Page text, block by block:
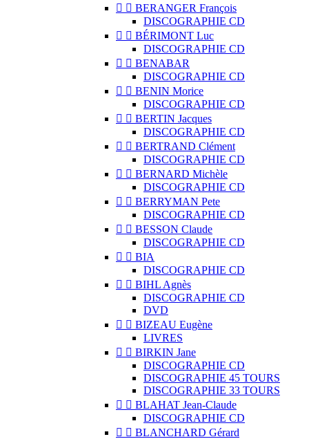
  BERANGER François
DISCOGRAPHIE CD
  BÉRIMONT Luc
DISCOGRAPHIE CD
  BENABAR
DISCOGRAPHIE CD
  BENIN Morice
DISCOGRAPHIE CD
  BERTIN Jacques
DISCOGRAPHIE CD
  BERTRAND Clément
DISCOGRAPHIE CD
  BERNARD Michèle
DISCOGRAPHIE CD
  BERRYMAN Pete
DISCOGRAPHIE CD
  BESSON Claude
DISCOGRAPHIE CD
  BIA
DISCOGRAPHIE CD
  BIHL Agnès
DISCOGRAPHIE CD
DVD
  BIZEAU Eugène
LIVRES
  BIRKIN Jane
DISCOGRAPHIE CD
DISCOGRAPHIE 45 TOURS
DISCOGRAPHIE 33 TOURS
  BLAHAT Jean-Claude
DISCOGRAPHIE CD
  BLANCHARD Gérard